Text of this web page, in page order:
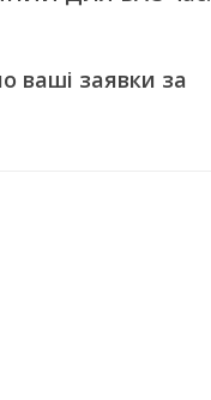
ваші заявки за